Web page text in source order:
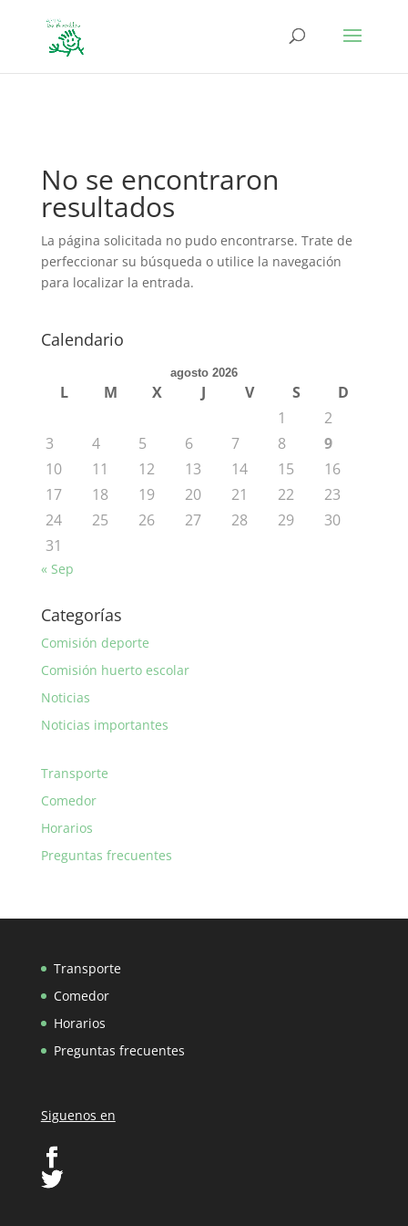
No se encontraron
resultados
La página solicitada no pudo encontrarse. Trate de
perfeccionar su búsqueda o utilice la navegación
para localizar la entrada.
Calendario
agosto 2026
L M X J V S
D
1
2
3
4 5 6 7 8
9
10
11 12 13 14 15
16
17
18 19 20 21 22
23
24
25 26 27 28 29
30
31
« Sep
Categorías
Comisión deporte
Comisión huerto escolar
Noticias
Noticias importantes
Transporte
Comedor
Horarios
Preguntas frecuentes
Transporte
Comedor
Horarios
Preguntas frecuentes
Siguenos en